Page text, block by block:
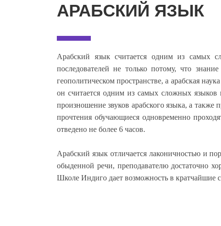
АРАБСКИЙ ЯЗЫК
Арабский язык считается одним из самых
последователей не только потому, что
геополитическом пространстве, а арабская
он считается одним из самых сложных
произношение звуков арабского языка, а
прочтения обучающиеся одновременно
отведено не более 6 часов.
Арабский язык отличается лаконичностью и
обыденной речи, преподавателю достаточно
Школе Индиго дает возможность в кратчайшие